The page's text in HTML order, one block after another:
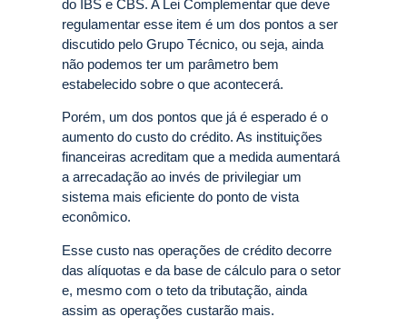
do IBS e CBS. A Lei Complementar que deve
regulamentar esse item é um dos pontos a ser
discutido pelo Grupo Técnico, ou seja, ainda
não podemos ter um parâmetro bem
estabelecido sobre o que acontecerá.
Porém, um dos pontos que já é esperado é o
aumento do custo do crédito. As instituições
financeiras acreditam que a medida aumentará
a arrecadação ao invés de privilegiar um
sistema mais eficiente do ponto de vista
econômico.
Esse custo nas operações de crédito decorre
das alíquotas e da base de cálculo para o setor
e, mesmo com o teto da tributação, ainda
assim as operações custarão mais.